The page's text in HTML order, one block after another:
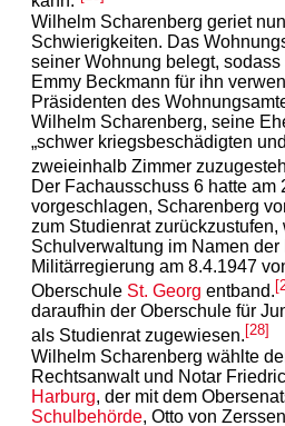
Wilhelm Scharenberg geriet
Schwierigkeiten. Das
seiner Wohnung belegt,
Emmy Beckmann für ihn
Präsidenten des
Wilhelm Scharenberg, seine
„schwer kriegsbeschädigten
zweieinhalb Zimmer
Der Fachausschuss 6 hatte am
vorgeschlagen, Scharenberg
zum Studienrat zurückzustufen,
Schulverwaltung im Namen der
Militärregierung am 8.4.1947
Oberschule St. Georg entband.
daraufhin der Oberschule für
als Studienrat zugewiesen. [28]
Wilhelm Scharenberg wählte
Rechtsanwalt und Notar
Harburg, der mit dem
Schulbehörde, Otto von